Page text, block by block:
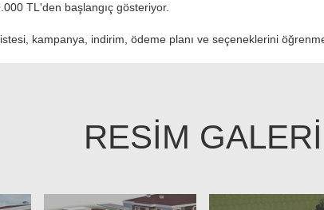
TL'den başlangıç gösteriyor.
kampanya, indirim, ödeme planı ve seçeneklerini
RESİM GALERİ